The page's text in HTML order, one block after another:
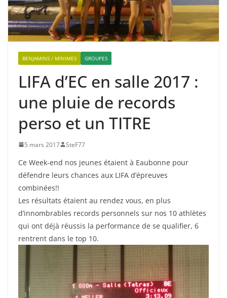
BENJAMINS / MINIMES GROUPES
LIFA d’EC en salle 2017 :
une pluie de records
perso et un TITRE
5 mars 2017 SteF77
Ce Week-end nos jeunes étaient à Eaubonne pour
défendre leurs chances aux LIFA d’épreuves
combinées!!
Les résultats étaient au rendez vous, en plus
d’innombrables records personnels sur nos 10 athlètes
qui ont déjà réussis la performance de se qualifier, 6
rentrent dans le top 10.